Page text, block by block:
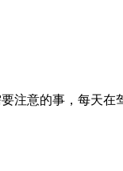
意的事，每天在